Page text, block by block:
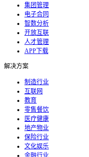
集团管理
电子合同
智数分析
开放互联
人才管理
APP下载
解决方案
制造行业
互联网
教育
零售餐饮
医疗健康
地产物业
保险行业
文化娱乐